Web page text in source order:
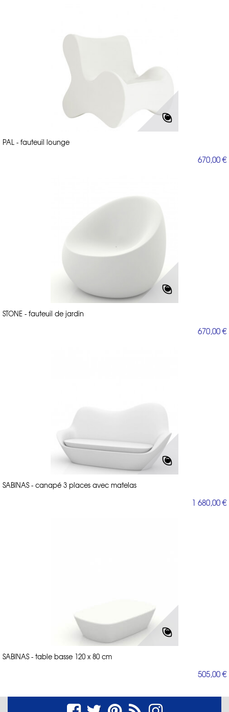
PAL - fauteuil lounge
670,00 €
STONE - fauteuil de jardin
670,00 €
SABINAS - canapé 3 places avec matelas
1 680,00 €
SABINAS - table basse 120 x 80 cm
505,00 €